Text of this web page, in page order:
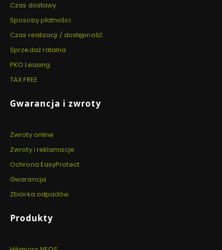
Czas dostawy
Sposoby płatności
Czas realizacji / dostępność
Sprzedaż ratalna
PKO Leasing
TAX FREE
Gwarancja i zwroty
Zwroty online
Zwroty i reklamacje
Ochrona EasyProtect
Gwarancja
Zbiórka odpadów
Produkty